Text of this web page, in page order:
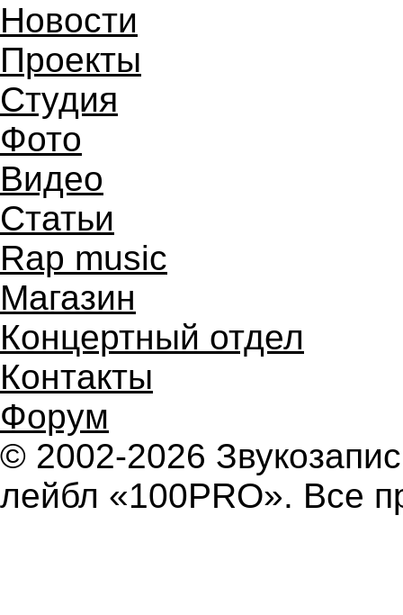
Новости
Проекты
Студия
Фото
Видео
Статьи
Rap music
Магазин
Концертный отдел
Контакты
Форум
© 2002-2026
лейбл «100PRO». Все